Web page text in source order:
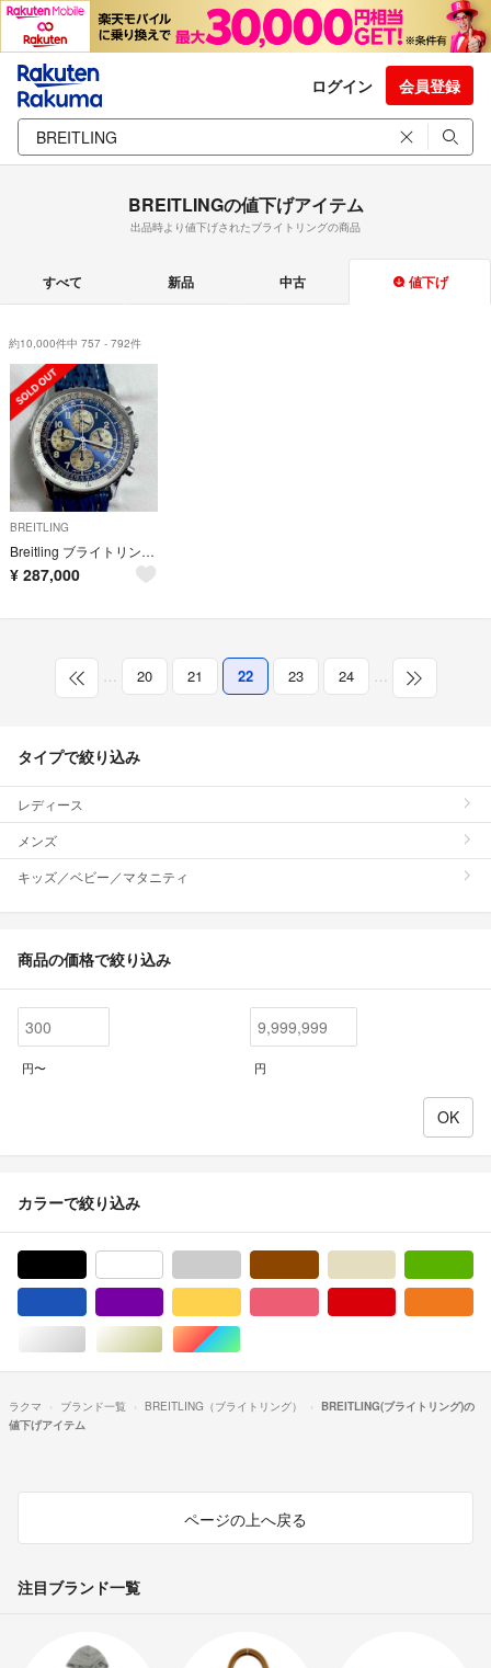
ログイン 会員登録
BREITLINGの値下げアイテム
出品時より値下げされたブライトリングの商品
すべて 新品 中古 値下げ
約10,000件中 757 - 792件
BREITLING
Breitling ブライトリング ナビタイマー エアボーン A33030
¥ 287,000
… 20 21 22 23 24 …
タイプで絞り込み
レディース
メンズ
キッズ／ベビー／マタニティ
商品の価格で絞り込み
円〜 円
カラーで絞り込み
シルバー/銀色系ゴールド/金色系マルチカラー
ラクマ ブランド一覧 BREITLING（ブライトリング）
BREITLING(ブライトリング)の
値下げアイテム
ページの上へ戻る
注目ブランド一覧